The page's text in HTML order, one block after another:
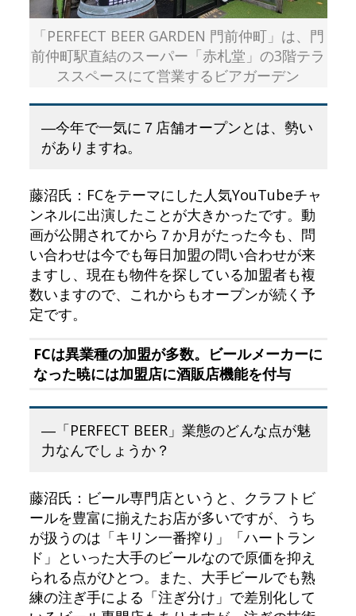
「PERFECT BEER GARDEN 門前仲町」は、門
前仲町駅直結のスーパー「赤札堂」の3階テラ
ススペースにて営業するビアガーデン
―今年で一気に７店舗オープンとは、勢い
がありますね。
藤沼氏：FCをテーマにした人気YouTubeチャ
ンネルに出演したことが大きかったです。動
画が公開されてから７か月がたった今も、問
い合わせは今でも毎日加盟の問い合わせが来
ますし、現在も物件を探している加盟者も複
数いますので、これからもオープンが続く予
定です。
FCは異業種の加盟が多数。ビールメーカーに
なった暁には加盟店に酒販店機能を付与
―「PERFECT BEER」業態のどんな点が魅
力なんでしょうか？
藤沼氏：ビール専門店というと、クラフトビ
ールを豊富に揃えたお店が多いですが、うち
が扱うのは「キリン一番搾り」「ハートラン
ド」といった大手のビールなので原価を抑え
られる点がひとつ。また、大手ビールでも熟
練の注ぎ手による「注ぎ分け」で差別化して